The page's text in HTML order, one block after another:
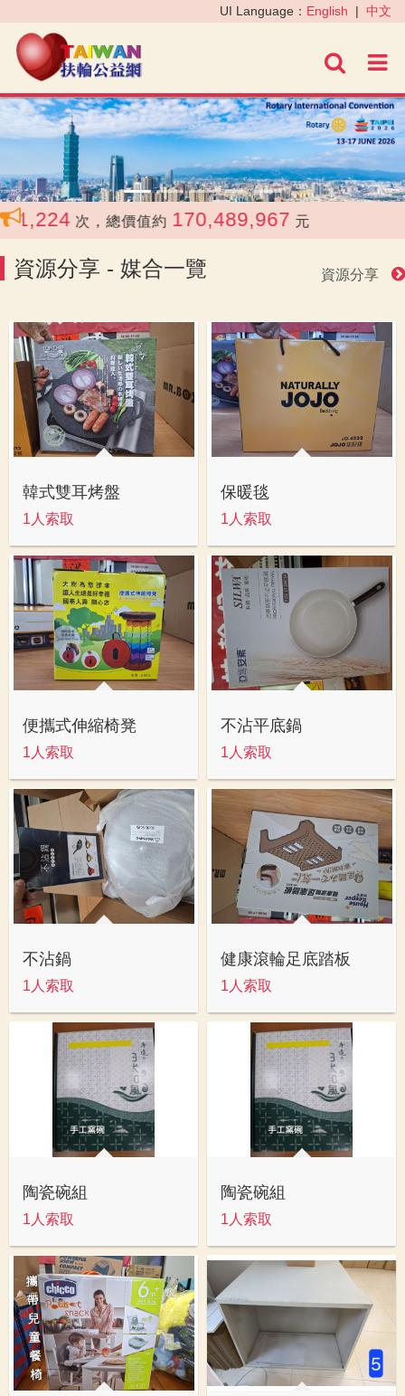
進階
UI Language： English | 中文
‹ ›
次，總價值約 170,489,967 元
資源分享 - 媒合一覽 資源分享
韓式雙耳烤盤
1人索取
保暖毯
1人索取
便攜式伸縮椅凳
1人索取
不沾平底鍋
1人索取
不沾鍋
1人索取
健康滾輪足底踏板
1人索取
陶瓷碗組
1人索取
陶瓷碗組
1人索取